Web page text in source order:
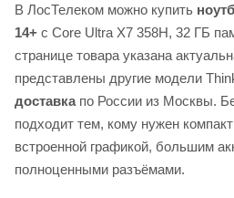
В ЛосТелеком можно купить
14+ с Core Ultra X7 358H, 32 ГБ
странице товара указана
представлены другие модели
доставкапо России из Москвы.
подходит тем, кому нужен
встроенной графикой, большим
полноценными разъёмами.